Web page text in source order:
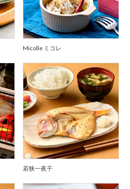
Micolle ミコレ
若狭一夜干